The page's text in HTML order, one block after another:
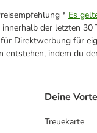
* Es
der letzten 30
Direktwerbung für
entstehen, indem du
Deine
Treuekarte